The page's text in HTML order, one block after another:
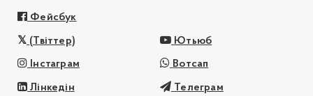
Фейсбук
(Твіттер) Ютьюб
Інстаграм Вотсап
Лінкедін Телеграм